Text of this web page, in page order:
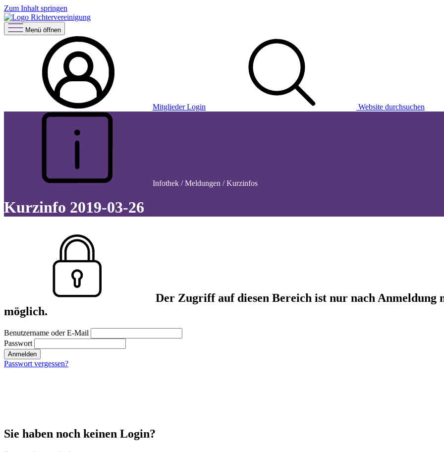
Zum Inhalt springen
Menü öffnen
Mitglieder Login Website durchsuchen
Infothek / Meldungen / Kurzinfos
Kurzinfo 2019-03-26
Der Zugriff auf diesen Bereich ist nur nach Anmeldung
möglich.
Benutzername oder E-Mail
Passwort
Anmelden
Passwort vergessen?
Sie haben noch keinen Login?